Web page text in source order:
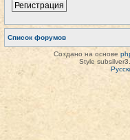
Регистрация
Список форумов
Создано на основе
Style